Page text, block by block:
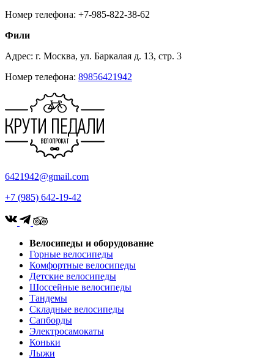
Номер телефона: +7-985-822-38-62
Фили
Адрес: г. Москва, ул. Баркалая д. 13, стр. 3
Номер телефона: 89856421942
6421942@gmail.com
+7 (985) 642-19-42
Велосипеды и оборудование
Горные велосипеды
Комфортные велосипеды
Детские велосипеды
Шоссейные велосипеды
Тандемы
Складные велосипеды
Сапборды
Электросамокаты
Коньки
Лыжи